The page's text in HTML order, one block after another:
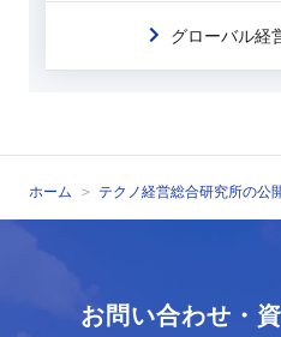
グローバル経
ホーム テクノ経営総合研究所の公
お問い合わせ・